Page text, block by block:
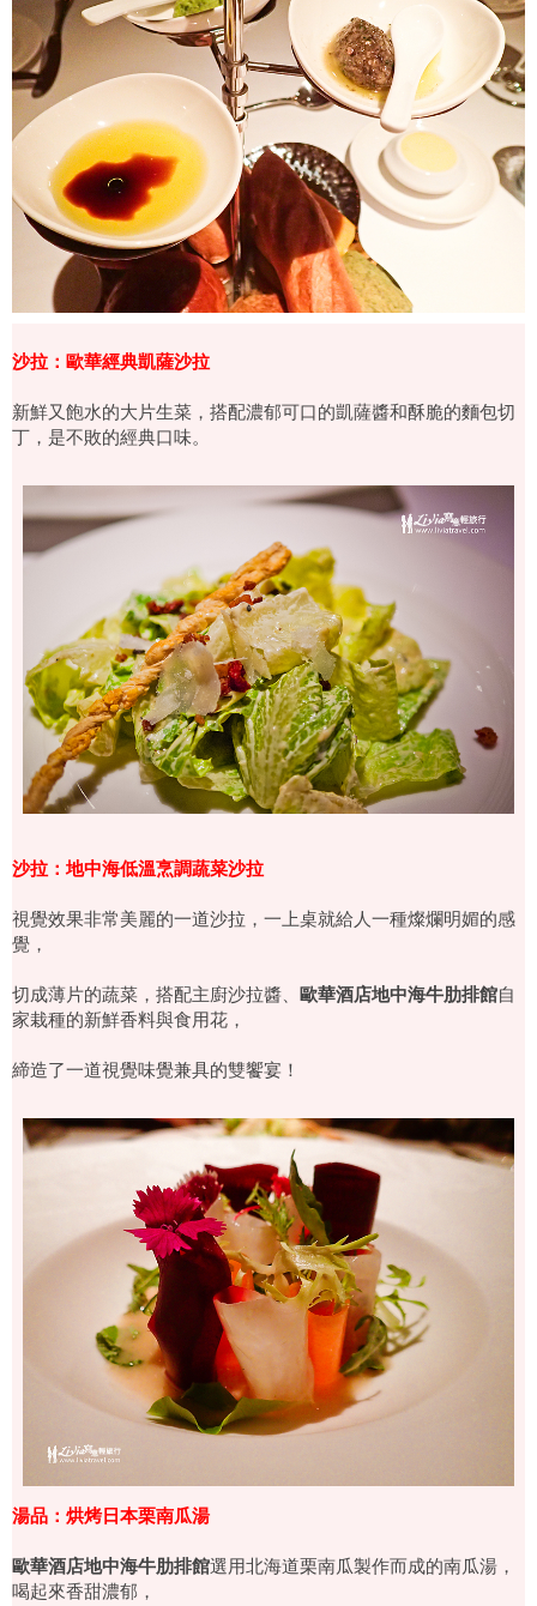
沙拉：歐華經典凱薩沙拉
新鮮又飽水的大片生菜，搭配濃郁可口的凱薩醬和酥脆的麵包切
丁，是不敗的經典口味。
沙拉：地中海低溫烹調蔬菜沙拉
視覺效果非常美麗的一道沙拉，一上桌就給人一種燦爛明媚的感
覺，
切成薄片的蔬菜，搭配主廚沙拉醬、 歐華酒店地中海牛肋排館自
家栽種的新鮮香料與食用花，
締造了一道視覺味覺兼具的雙饗宴！
湯品：烘烤日本栗南瓜湯
歐華酒店地中海牛肋排館選用北海道栗南瓜製作而成的南瓜湯，
喝起來香甜濃郁，